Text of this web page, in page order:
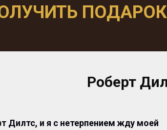
Роберт
Дилтс, и я с нетерпением жду моей